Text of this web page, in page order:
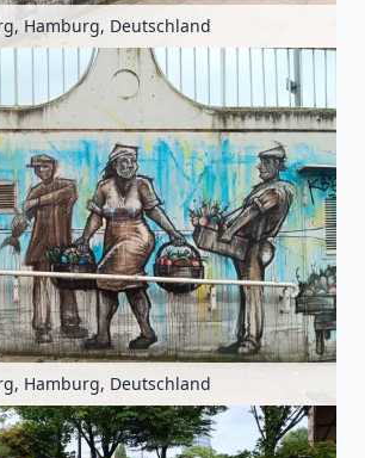
Hamburg, Deutschland
Hamburg, Deutschland